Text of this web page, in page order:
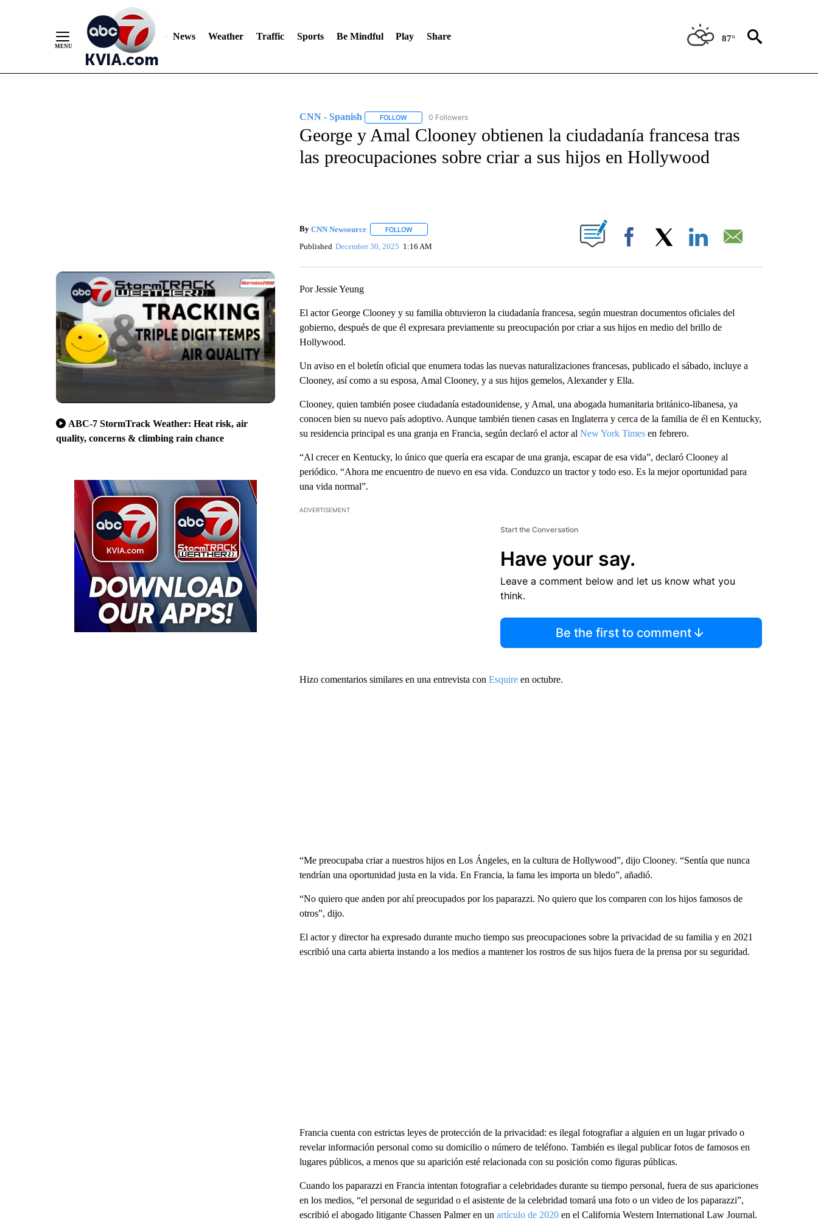
News Weather Traffic Sports Be Mindful Play Share 87°
ABC-7 StormTrack Weather: Heat risk, air
quality, concerns & climbing rain chance
CNN - Spanish FOLLOWFOLLOW "CNN - SPANISH" TO RECEIVE NOTIFICATIONS ABOUT NEW PAGES ON "CNN - SPANISH".
0 Followers
George y Amal Clooney obtienen la ciudadanía francesa tras
las preocupaciones sobre criar a sus hijos en Hollywood
By CNN Newsource FOLLOWFOLLOW "" TO RECEIVE NOTIFICATIONS ABOUT NEW PAGES ON "".
Published December 30, 2025 1:16 AM Facebook
Por Jessie Yeung
El actor George Clooney y su familia obtuvieron la ciudadanía francesa, según muestran documentos oficiales del
gobierno, después de que él expresara previamente su preocupación por criar a sus hijos en medio del brillo de
Hollywood.
Un aviso en el boletín oficial que enumera todas las nuevas naturalizaciones francesas, publicado el sábado, incluye a
Clooney, así como a su esposa, Amal Clooney, y a sus hijos gemelos, Alexander y Ella.
Clooney, quien también posee ciudadanía estadounidense, y Amal, una abogada humanitaria británico-libanesa, ya
conocen bien su nuevo país adoptivo. Aunque también tienen casas en Inglaterra y cerca de la familia de él en Kentucky,
su residencia principal es una granja en Francia, según declaró el actor al New York Timesen febrero.
“Al crecer en Kentucky, lo único que quería era escapar de una granja, escapar de esa vida”, declaró Clooney al
periódico. “Ahora me encuentro de nuevo en esa vida. Conduzco un tractor y todo eso. Es la mejor oportunidad para
una vida normal”.
ADVERTISEMENT
Start the Conversation
Have your say.
Leave a comment below and let us know what you
think.
Be the first to comment
Hizo comentarios similares en una entrevista con Esquireen octubre.
“Me preocupaba criar a nuestros hijos en Los Ángeles, en la cultura de Hollywood”, dijo Clooney. “Sentía que nunca
tendrían una oportunidad justa en la vida. En Francia, la fama les importa un bledo”, añadió.
“No quiero que anden por ahí preocupados por los paparazzi. No quiero que los comparen con los hijos famosos de
otros”, dijo.
El actor y director ha expresado durante mucho tiempo sus preocupaciones sobre la privacidad de su familia y en 2021
escribió una carta abierta instando a los medios a mantener los rostros de sus hijos fuera de la prensa por su seguridad.
Francia cuenta con estrictas leyes de protección de la privacidad: es ilegal fotografiar a alguien en un lugar privado o
revelar información personal como su domicilio o número de teléfono. También es ilegal publicar fotos de famosos en
lugares públicos, a menos que su aparición esté relacionada con su posición como figuras públicas.
Cuando los paparazzi en Francia intentan fotografiar a celebridades durante su tiempo personal, fuera de sus apariciones
en los medios, “el personal de seguridad o el asistente de la celebridad tomará una foto o un video de los paparazzi”,
escribió el abogado litigante Chassen Palmer en un artículo de 2020en el California Western International Law Journal.